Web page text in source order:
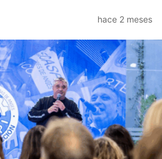
hace 2 meses